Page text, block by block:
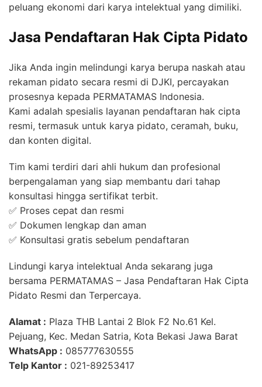
peluang ekonomi dari karya intelektual yang dimiliki.
Jasa Pendaftaran Hak Cipta Pidato
Jika Anda ingin melindungi karya berupa naskah atau
rekaman pidato secara resmi di DJKI, percayakan
prosesnya kepada PERMATAMAS Indonesia.
Kami adalah spesialis layanan pendaftaran hak cipta
resmi, termasuk untuk karya pidato, ceramah, buku,
dan konten digital.
Tim kami terdiri dari ahli hukum dan profesional
berpengalaman yang siap membantu dari tahap
konsultasi hingga sertifikat terbit.
✅ Proses cepat dan resmi
✅ Dokumen lengkap dan aman
✅ Konsultasi gratis sebelum pendaftaran
Lindungi karya intelektual Anda sekarang juga
bersama PERMATAMAS – Jasa Pendaftaran Hak Cipta
Pidato Resmi dan Terpercaya.
Alamat : Plaza THB Lantai 2 Blok F2 No.61 Kel.
Pejuang, Kec. Medan Satria, Kota Bekasi Jawa Barat
WhatsApp : 085777630555
Telp Kantor : 021-89253417